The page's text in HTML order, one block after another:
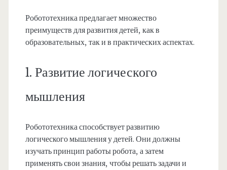
Робототехника предлагает множество
преимуществ для развития детей, как в
образовательных, так и в практических аспектах.
1. Развитие логического
мышления
Робототехника способствует развитию
логического мышления у детей. Они должны
изучать принцип работы робота, а затем
применять свои знания, чтобы решать задачи и